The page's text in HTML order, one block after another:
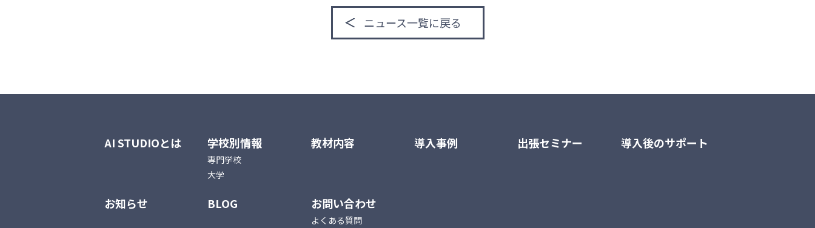
ニュース一覧に戻る
AI STUDIOとは 学校別情報
専門学校
大学
教材内容 導入事例 出張セミナー 導入後のサポート
お知らせ BLOG お問い合わせ
よくある質問